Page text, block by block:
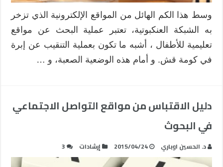
وسط هذا الكم الهائل من المواقع الإلكترونية الذي تزخر
به الشبكة العنكبوتية، تعتبر عملية البحث عن مواقع
تعليمية للأطفال ، أشبه ما تكون بعملية التنقيب عن إبرة
في كومة قش. و أمام هذه الوضعية الصعبة، و …
دليل الاقتباس من مواقع التواصل الاجتماعي
في البحوث
د. الحسين اوباري 2015/04/24 إرشادات 3